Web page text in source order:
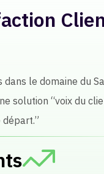
des analyses sur
reçu des avis